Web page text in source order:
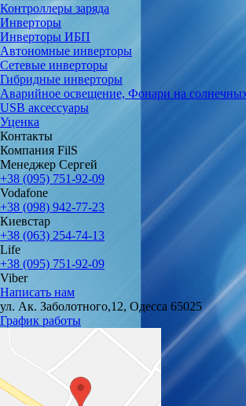
Контроллеры заряда
Инверторы
Инверторы ИБП
Автономные инверторы
Сетевые инверторы
Гибридные инверторы
Аварийное освещение, Фонари на
USB аксессуары
Уценка
Контакты
Компания FilS
Менеджер Сергей
+38 (095) 751-92-09
Vodafone
+38 (098) 942-77-23
Киевстар
+38 (063) 254-74-13
Life
+38 (095) 751-92-09
Viber
Написать нам
ул. Ак. Заболотного,12, Одесса 65025
График работы